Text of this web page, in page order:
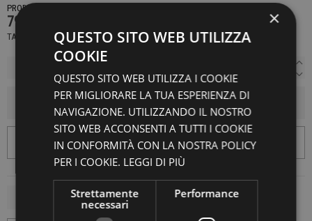
PRODOTTO NON DISPONIBILE CONTATTACI PER SAPERE DI PIÙ
79,00 €
TASSE INCLUSE
AGGIUNGI AL CARRELLO
×
QUESTO SITO WEB UTILIZZA
COOKIE
QUESTO SITO WEB UTILIZZA I COOKIE
PER MIGLIORARE LA TUA ESPERIENZA DI
NAVIGAZIONE. UTILIZZANDO IL NOSTRO
SITO WEB ACCONSENTI A TUTTI I COOKIE
IN CONFORMITÀ CON LA NOSTRA POLICY
PER I COOKIE. LEGGI DI PIÙ
Strettamente
necessari
Performance